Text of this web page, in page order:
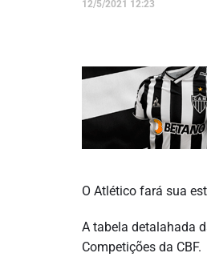
12/5/2021 12:23
O Atlético fará sua
A tabela detalahada
Competições da CBF.